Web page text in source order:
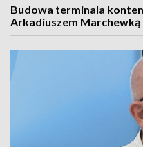
Budowa terminala
Arkadiuszem Marchewką